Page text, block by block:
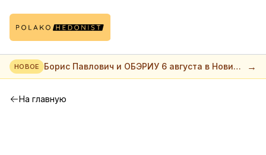
НОВОЕ
Борис Павлович и ОБЭРИУ 6 августа в Нови
саде
→
На главную